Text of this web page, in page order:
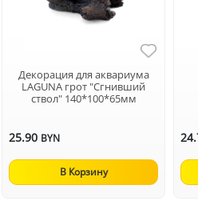
Декорация для аквариума
LAGUNA грот "Сгнивший
ствол" 140*100*65мм
25.90 BYN
В Корзину